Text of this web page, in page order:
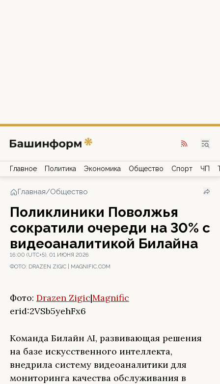
Главное Политика Экономика Общество Спорт ЧП
Главная/Общество
Поликлиники Поволжья
сократили очереди на 30% с
видеоаналитикой Билайна
16:00 (UTC+5), 01 ИЮНЯ 2026
ФОТО: DRAZEN ZIGIC | MAGNIFIC.COM
Фото: Drazen Zigic|Magnific
erid:2VSb5yehFx6
Команда Билайн AI, развивающая решения
на базе искусственного интеллекта,
внедрила систему видеоаналитики для
мониторинга качества обслуживания в